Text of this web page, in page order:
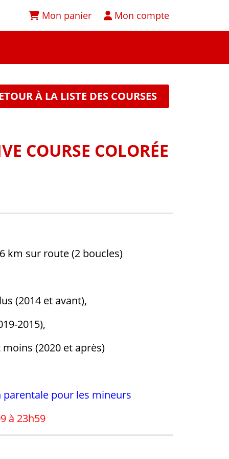
Mon panier Mon compte
À LA LISTE DES COURSES
COURSE COLORÉE
km sur route (2 boucles)
(2014 et avant),
2015),
(2020 et après)
parentale pour les mineurs
à 23h59